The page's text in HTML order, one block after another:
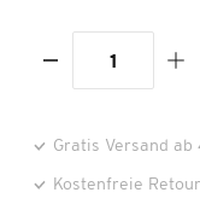
Gratis Versand ab
Kostenfreie